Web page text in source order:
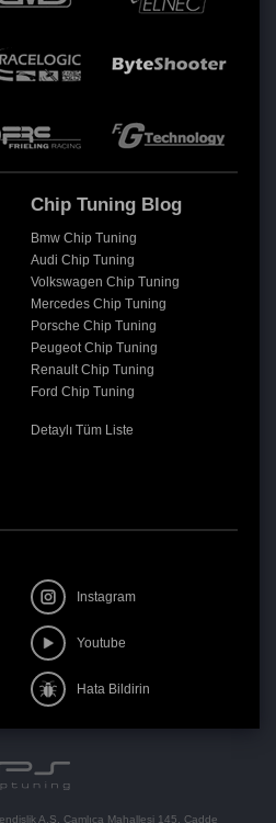
Chip Tuning Blog
Bmw Chip Tuning
Audi Chip Tuning
Volkswagen Chip Tuning
Mercedes Chip Tuning
Porsche Chip Tuning
Peugeot Chip Tuning
Renault Chip Tuning
Ford Chip Tuning
Detaylı Tüm Liste
Instagram
Youtube
Hata Bildirin
A.Ş. Çamlıca Mahallesi 145. Cadde